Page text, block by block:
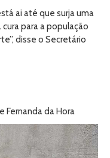
ai até que surja uma
cura para a população
disse o Secretário
Fernanda da Hora